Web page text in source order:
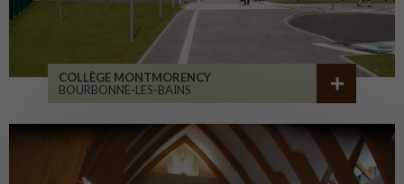
COLLÈGE MONTMORENCY
BOURBONNE-LES-BAINS